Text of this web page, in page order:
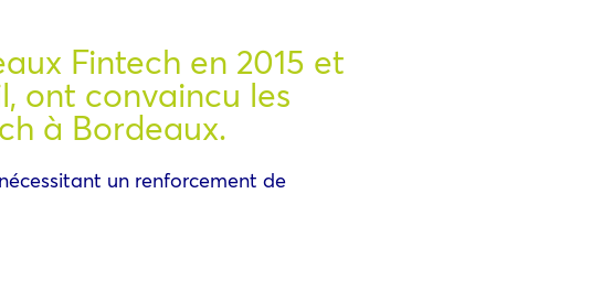
Fintech en 2015 et
ont convaincu les
à Bordeaux.
un renforcement de